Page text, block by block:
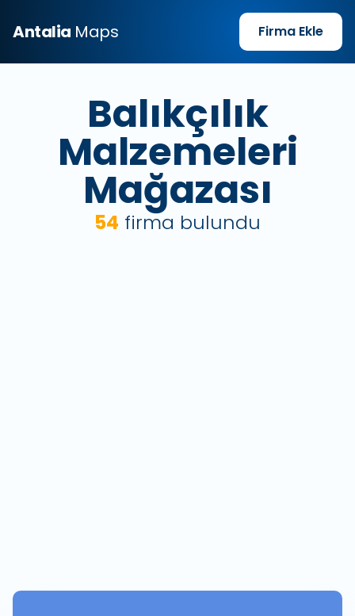
Antalia Maps Firma Ekle
Balıkçılık
Malzemeleri
Mağazası
54 firma bulundu